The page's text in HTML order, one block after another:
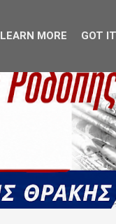
LEARN MORE GOT IT